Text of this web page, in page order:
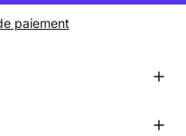
paiement